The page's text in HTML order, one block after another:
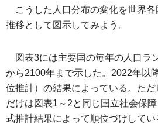
こうした人口分布の変化を世界
推移として図示してみよう。
図表3には主要国の毎年の人口ラ
から2100年まで示した。2022年以
位推計）の結果によっている。た
だけは図表1～2と同じ国立社会保
式推計結果によって順位づけしてい